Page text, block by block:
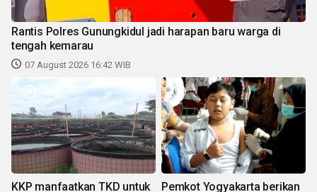
Rantis Polres Gunungkidul jadi harapan baru warga di
tengah kemarau
07 August 2026 16:42 WIB
KKP manfaatkan TKD untuk
Pemkot Yogyakarta berikan